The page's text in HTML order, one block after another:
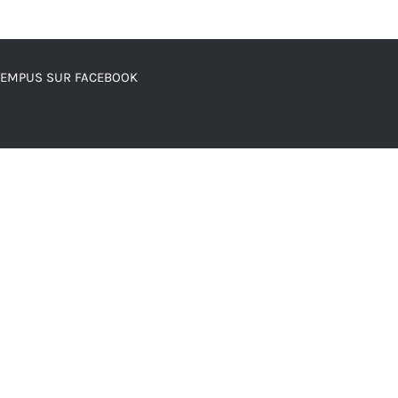
SUR FACEBOOK